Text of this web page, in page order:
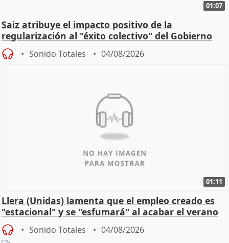
01:07
Saiz atribuye el impacto positivo de la
regularización al "éxito colectivo" del Gobierno
Sonido Totales 04/08/2026
01:11
Llera (Unidas) lamenta que el empleo creado es
"estacional" y se "esfumará" al acabar el verano
Sonido Totales 04/08/2026